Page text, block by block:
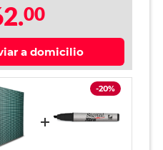
00
a domicilio
-20%